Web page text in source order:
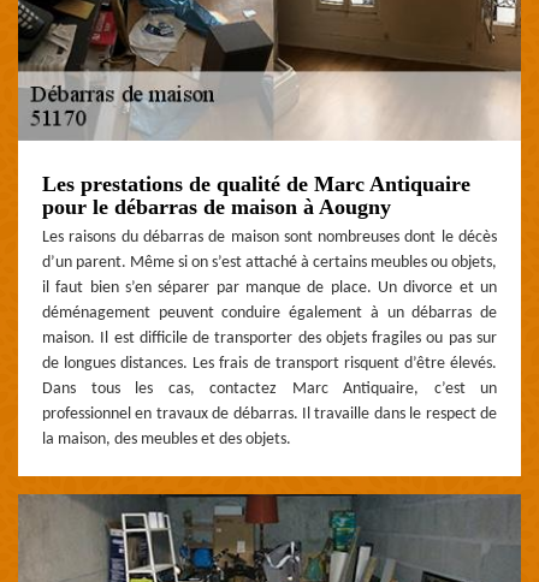
Les prestations de qualité de Marc Antiquaire
pour le débarras de maison à Aougny
Les raisons du débarras de maison sont nombreuses dont le décès
d’un parent. Même si on s’est attaché à certains meubles ou objets,
il faut bien s’en séparer par manque de place. Un divorce et un
déménagement peuvent conduire également à un débarras de
maison. Il est difficile de transporter des objets fragiles ou pas sur
de longues distances. Les frais de transport risquent d’être élevés.
Dans tous les cas, contactez Marc Antiquaire, c’est un
professionnel en travaux de débarras. Il travaille dans le respect de
la maison, des meubles et des objets.